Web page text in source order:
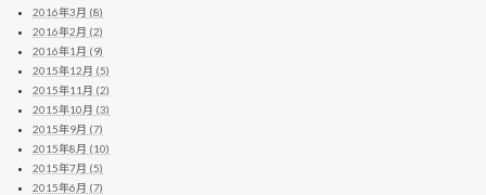
2016年3月 (8)
2016年2月 (2)
2016年1月 (9)
2015年12月 (5)
2015年11月 (2)
2015年10月 (3)
2015年9月 (7)
2015年8月 (10)
2015年7月 (5)
2015年6月 (7)